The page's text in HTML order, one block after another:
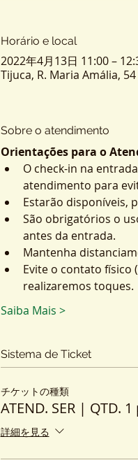
Horário e local
2022年4月13日 11:00 –
Tijuca, R. Maria Amália,
Sobre o atendimento
Orientações para o
O check-in na
atendimento para
Estarão disponíveis,
São obrigatórios o
antes da entrada.
Mantenha
Evite o contato físico
realizaremos toques.
Saiba Mais >
Sistema de Ticket
チケットの種類
ATEND. SER | QTD.
詳細を見る